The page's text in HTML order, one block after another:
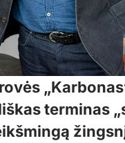
terminas